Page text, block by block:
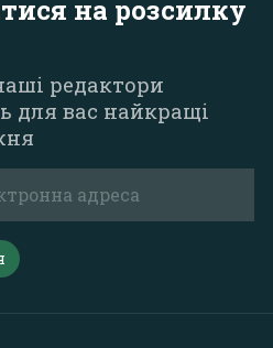
на розсилку
редактори
для вас найкращі